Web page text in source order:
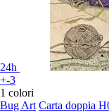
24h
+-3
1 colori
Bug Art Carta doppia